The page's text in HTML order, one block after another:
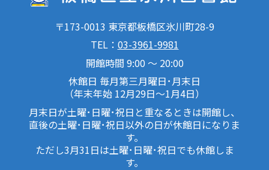
〒173-0013 東京都板橋区氷川町28-9
TEL： 03-3961-9981
開館時間 9:00 ～ 20:00
休館日 毎月第三月曜日･月末日
（年末年始 12月29日～1月4日）
月末日が土曜･日曜･祝日と重なるときは開館し、
直後の土曜･日曜･祝日以外の日が休館日になりま
す。
ただし3月31日は土曜･日曜･祝日でも休館しま
す。